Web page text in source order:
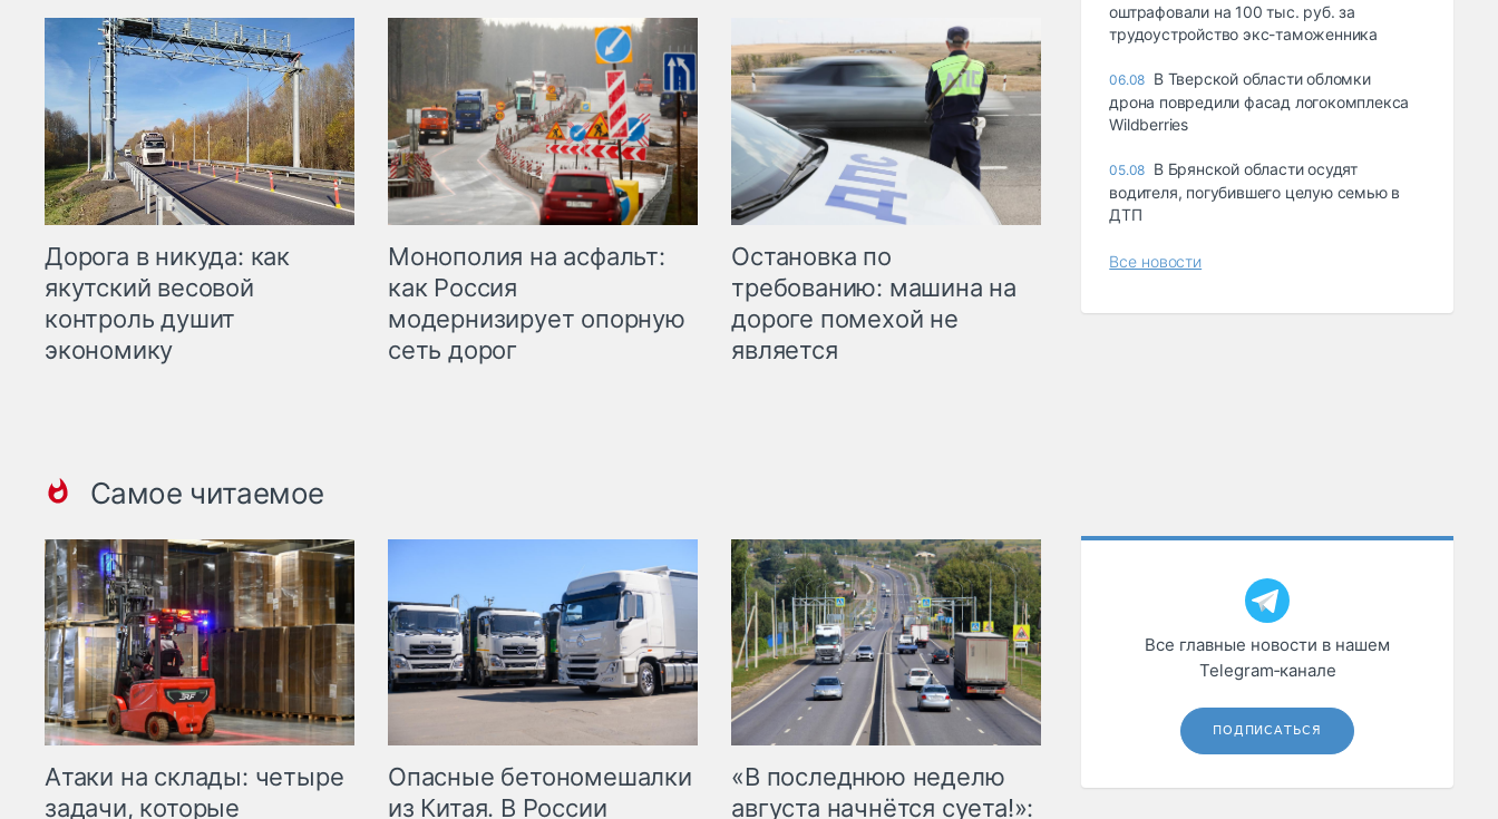
Дорога в никуда: как
якутский весовой
контроль душит
экономику
Монополия на асфальт:
как Россия
модернизирует опорную
сеть дорог
Остановка по
требованию: машина на
дороге помехой не
является
Самое читаемое
Атаки на склады: четыре
задачи, которые
Опасные бетономешалки
из Китая. В России
«В последнюю неделю
августа начнётся суета!»:
оштрафовали на 100 тыс. руб. за
трудоустройство экс-таможенника
06.08 В Тверской области обломки
дрона повредили фасад логокомплекса
Wildberries
05.08 В Брянской области осудят
водителя, погубившего целую семью в
ДТП
Все новости
Все главные новости в нашем
Telegram‑канале
ПОДПИСАТЬСЯ